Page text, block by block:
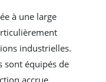
à une large
industrielles.
sont équipés de
accrue.